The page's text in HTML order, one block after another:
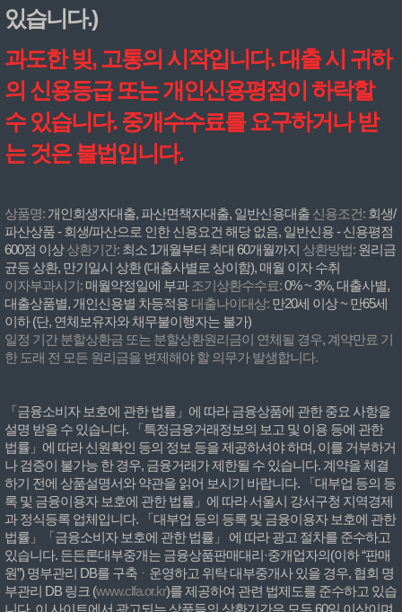
있습니다.)
과도한 빚, 고통의 시작입니다. 대출 시 귀하
의 신용등급 또는 개인신용평점이 하락할
수 있습니다. 중개수수료를 요구하거나 받
는 것은 불법입니다.
상품명: 개인회생자대출, 파산면책자대출, 일반신용대출 신용조건: 회생/
파산상품 - 회생/파산으로 인한 신용요건 해당 없음, 일반신용 - 신용평점
600점 이상상환기간: 최소 1개월부터 최대 60개월까지 상환방법: 원리금
균등 상환, 만기일시 상환 (대출사별로 상이함), 매월 이자 수취
이자부과시기: 매월약정일에 부과 조기상환수수료:0% ~ 3%, 대출사별,
대출상품별, 개인신용별 차등적용 대출나이대상: 만20세 이상 ~ 만65세
이하 (단, 연체보유자와 채무불이행자는 불가)
일정 기간 분할상환금 또는 분할상환원리금이 연체될 경우, 계약만료 기
한 도래 전 모든 원리금을 변제해야 할 의무가 발생합니다.
「금융소비자 보호에 관한 법률」에 따라 금융상품에 관한 중요 사항을
설명 받을 수 있습니다. 「특정금융거래정보의 보고 및 이용 등에 관한
법률」에 따라 신원확인 등의 정보 등을 제공하셔야 하며, 이를 거부하거
나 검증이 불가능 한 경우, 금융거래가 제한될 수 있습니다. 계약을 체결
하기 전에 상품설명서와 약관을 읽어 보시기 바랍니다. 「대부업 등의 등
록 및 금융이용자 보호에 관한 법률」에 따라 서울시 강서구청 지역경제
과 정식등록 업체입니다. 「대부업 등의 등록 및 금융이용자 보호에 관한
법률」「금융소비자 보호에 관한 법률」 에 따라 광고 절차를 준수하고
있습니다. 든든론대부중개는 금융상품판매대리·중개업자의(이하 “판매
원”) 명부관리 DB를 구축ᆞ운영하고 위탁 대부중개사 있을 경우, 협회 명
부관리 DB 링크 (www.clfa.or.kr)를 제공하여 관련 법제도를 준수하고 있습
니다. 이 사이트에서 광고되는 상품들의 상환기간은 모두 60일 이상이며,